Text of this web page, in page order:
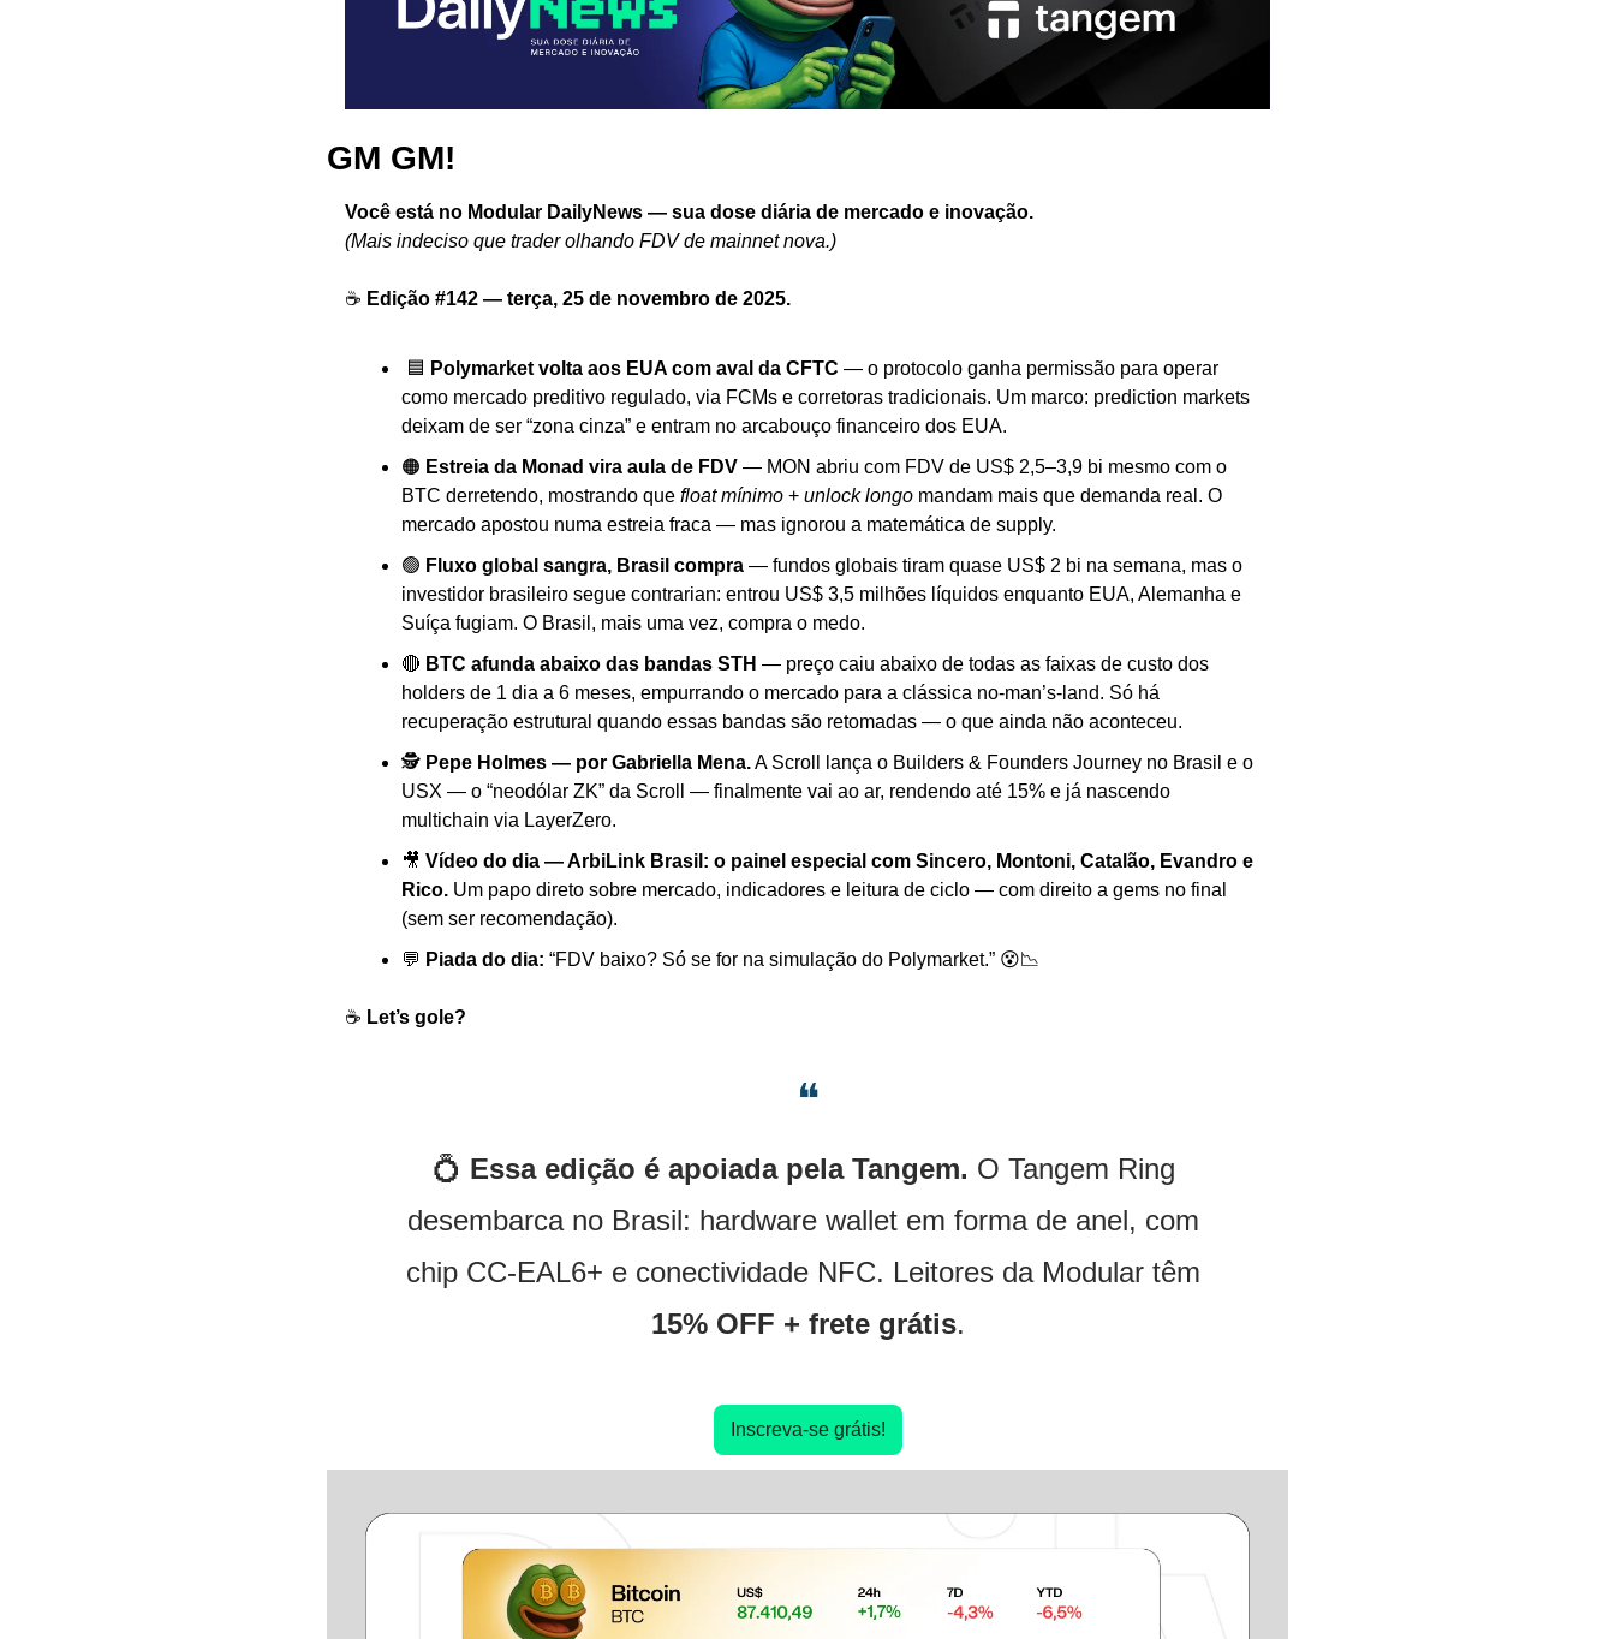
GM GM!
Você está no Modular DailyNews — sua dose diária de mercado e inovação.
(Mais indeciso que trader olhando FDV de mainnet nova.)
☕ Edição #142 — terça, 25 de novembro de 2025.
🟦 Polymarket volta aos EUA com aval da CFTC — o protocolo ganha permissão para operar
como mercado preditivo regulado, via FCMs e corretoras tradicionais. Um marco: prediction markets
deixam de ser “zona cinza” e entram no arcabouço financeiro dos EUA.
🟠 Estreia da Monad vira aula de FDV — MON abriu com FDV de US$ 2,5–3,9 bi mesmo com o
BTC derretendo, mostrando que float mínimo + unlock longo mandam mais que demanda real. O
mercado apostou numa estreia fraca — mas ignorou a matemática de supply.
🟢 Fluxo global sangra, Brasil compra — fundos globais tiram quase US$ 2 bi na semana, mas o
investidor brasileiro segue contrarian: entrou US$ 3,5 milhões líquidos enquanto EUA, Alemanha e
Suíça fugiam. O Brasil, mais uma vez, compra o medo.
🔴 BTC afunda abaixo das bandas STH — preço caiu abaixo de todas as faixas de custo dos
holders de 1 dia a 6 meses, empurrando o mercado para a clássica no-man’s-land. Só há
recuperação estrutural quando essas bandas são retomadas — o que ainda não aconteceu.
🕵️ Pepe Holmes — por Gabriella Mena. A Scroll lança o Builders & Founders Journey no Brasil e o
USX — o “neodólar ZK” da Scroll — finalmente vai ao ar, rendendo até 15% e já nascendo
multichain via LayerZero.
🎥 Vídeo do dia — ArbiLink Brasil: o painel especial com Sincero, Montoni, Catalão, Evandro e
Rico. Um papo direto sobre mercado, indicadores e leitura de ciclo — com direito a gems no final
(sem ser recomendação).
💬 Piada do dia: “FDV baixo? Só se for na simulação do Polymarket.” 😵📉
☕️ Let’s gole?
❝
💍 Essa edição é apoiada pela Tangem. O Tangem Ring
desembarca no Brasil: hardware wallet em forma de anel, com
15% OFF + frete grátis.
Inscreva-se grátis!